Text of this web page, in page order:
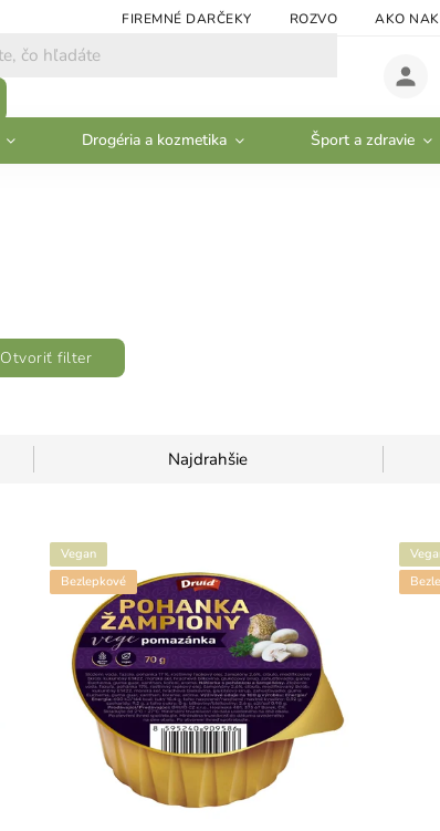
FIREMNÉ DARČEKY ROZVO AKO
Drogéria a kozmetika Šport a zdravie
Otvoriť filter
Najdrahšie
Vegan
Bezlepkové